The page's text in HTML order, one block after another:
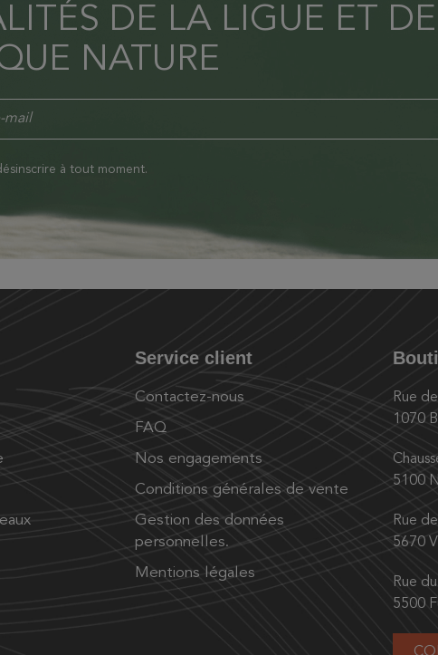
DE LA LIGUE ET
NATURE
à tout moment.
Service client
Contactez-nous
FAQ
Nos engagements
Conditions générales de vente
Gestion des données
personnelles.
Mentions légales
Rue
1070
5100
Rue
5670
Rue
5500